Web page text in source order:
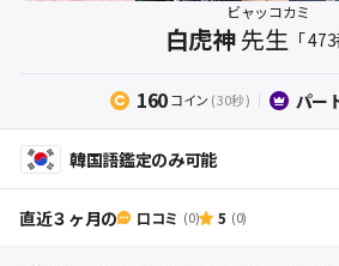
ビャッコカミ
白虎神先生 「 473
160コイン ( 30秒 ) パー
韓国語鑑定のみ可能
直近３ヶ月の 口コミ (0) 5 (0)